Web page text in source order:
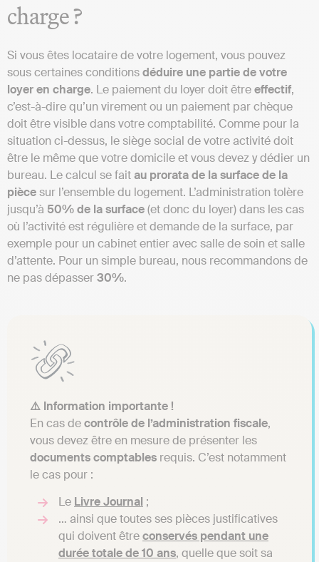
charge ?
Si vous êtes locataire de votre logement, vous pouvez
sous certaines conditionsdéduire une partie de votre
loyer en charge. Le paiement du loyer doit êtreeffectif,
c’est-à-dire qu’un virement ou un paiement par chèque
doit être visible dans votre comptabilité. Comme pour la
situation ci-dessus, le siège social de votre activité doit
être le même que votre domicile et vous devez y dédier un
bureau. Le calcul se faitau prorata de la surface de la
piècesur l’ensemble du logement. L’administration tolère
jusqu’à 50% de la surface(et donc du loyer) dans les cas
où l’activité est régulière et demande de la surface, par
exemple pour un cabinet entier avec salle de soin et salle
d’attente. Pour un simple bureau, nous recommandons de
ne pas dépasser30%.
⚠️ Information importante !
En cas decontrôle de l’administration fiscale,
vous devez être en mesure de présenter les
documents comptables requis. C’est notamment
le cas pour :
Le Livre Journal ;
… ainsi que toutes ses pièces justificatives
qui doivent êtreconservés pendant une
durée totale de 10 ans, quelle que soit sa